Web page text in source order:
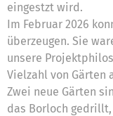
eingestzt wird.
Im Februar 2026
überzeugen. Sie
unsere
Vielzahl von Gärten
Zwei neue Gärten
das Borloch